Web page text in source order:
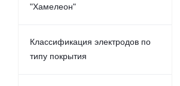
"Хамелеон"
Классификация электродов по
типу покрытия